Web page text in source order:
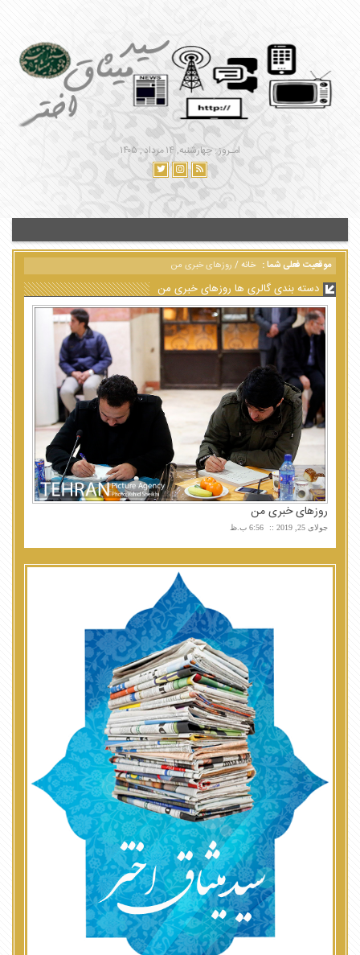
امـروز : چهارشنبه, ۱۴ مرداد , ۱۴۰۵
موقعیت فعلی شما : خانه/ روزهای خبری من
دسته بندی گالری ها روزهای خبری من
روزهای خبری من
جولای 25, 2019 6:56 ب.ظ